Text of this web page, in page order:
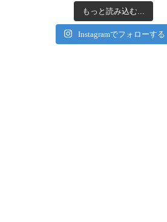
もっと読み込む...
Instagramでフォローする